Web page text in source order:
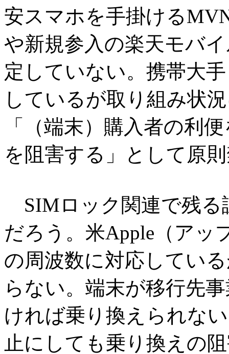
安スマホを手掛ける
や新規参入の楽天モバ
定していない。携帯大
しているが取り組み状
「（端末）購入者の利
を阻害する」として原
SIMロック関連で残る
だろう。米Apple（アッ
の周波数に対応してい
らない。端末が移行先
ければ乗り換えられな
止にしても乗り換えの